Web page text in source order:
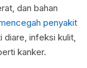
dan bahan
penyakit
diare, infeksi kulit,
kanker.